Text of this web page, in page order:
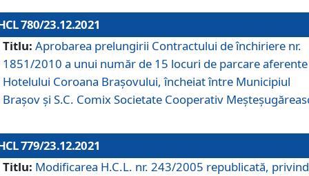
780/23.12.2021
Titlu: Aprobarea prelungirii Contractului de închiriere nr.
1851/2010 a unui număr de 15 locuri de parcare aferente
Hotelului Coroana Brașovului, încheiat între Municipiul
Braşov şi S.C. Comix Societate Cooperativ
779/23.12.2021
Titlu: Modificarea H.C.L. nr. 243/2005 republicată, privind